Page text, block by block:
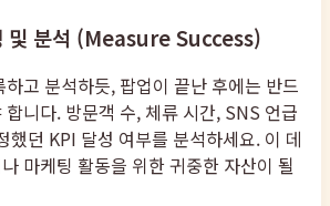
및 분석 (Measure Success)
고 분석하듯, 팝업이 끝난 후에는 반드
니다. 방문객 수, 체류 시간, SNS 언급
했던 KPI 달성 여부를 분석하세요. 이 데
마케팅 활동을 위한 귀중한 자산이 될